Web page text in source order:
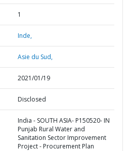
1
Inde,
Asie du Sud,
2021/01/19
Disclosed
India - SOUTH ASIA- P150520- IN
Punjab Rural Water and
Sanitation Sector Improvement
Project - Procurement Plan